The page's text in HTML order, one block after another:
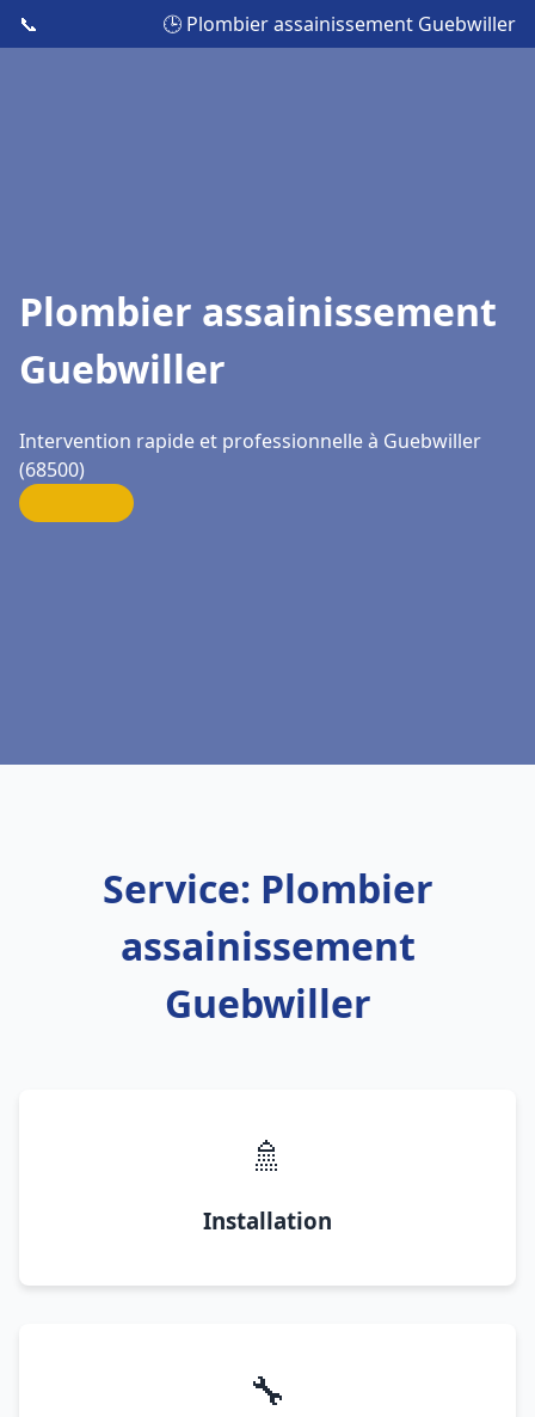
📞 🕒 Plombier assainissement Guebwiller
Plombier assainissement
Guebwiller
Intervention rapide et professionnelle à Guebwiller
(68500)
Service: Plombier
assainissement
Guebwiller
🚿
Installation
🔧